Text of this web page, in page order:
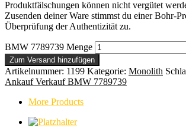
Produktfälschungen können nicht vergütet
Zusenden deiner Ware stimmst du einer Bohr-
Überprüfung der Authentizität zu.
BMW 7789739 Menge
Zum Versand hinzufügen
Artikelnummer: 1199 Kategorie: Monolith
Ankauf Verkauf BMW 7789739
More Products